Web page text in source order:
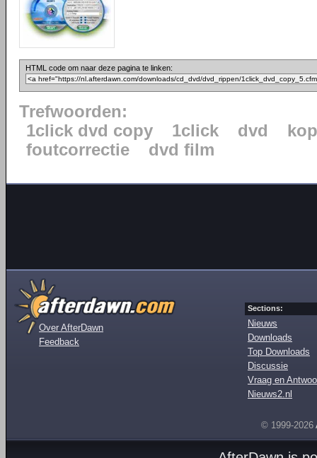
HTML code om naar deze pagina te linken:
Trefwoorden:
1click dvd copy
1click dvd
foutcorrectie
dvd film
Over AfterDawn
Feedback
Sections:
Nieuws
Downloads
Top Downloads
Discussie
Vraag en
Nieuws2.nl
© 1999-2026